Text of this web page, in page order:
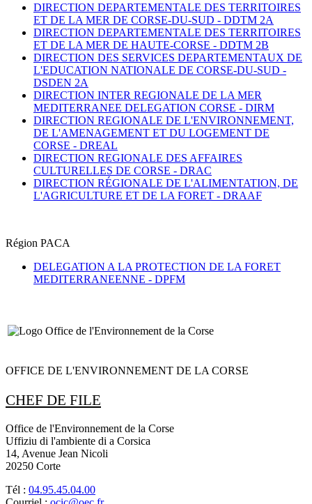
DIRECTION DEPARTEMENTALE DES TERRITOIRES
ET DE LA MER DE CORSE-DU-SUD - DDTM 2A
DIRECTION DEPARTEMENTALE DES TERRITOIRES
ET DE LA MER DE HAUTE-CORSE - DDTM 2B
DIRECTION DES SERVICES DEPARTEMENTAUX DE
L'EDUCATION NATIONALE DE CORSE-DU-SUD -
DSDEN 2A
DIRECTION INTER REGIONALE DE LA MER
MEDITERRANEE DELEGATION CORSE - DIRM
DIRECTION REGIONALE DE L'ENVIRONNEMENT,
DE L'AMENAGEMENT ET DU LOGEMENT DE
CORSE - DREAL
DIRECTION REGIONALE DES AFFAIRES
CULTURELLES DE CORSE - DRAC
DIRECTION RÉGIONALE DE L'ALIMENTATION, DE
L'AGRICULTURE ET DE LA FORET - DRAAF
Région PACA
DELEGATION A LA PROTECTION DE LA FORET
MEDITERRANEENNE - DPFM
OFFICE DE L'ENVIRONNEMENT DE LA CORSE
CHEF DE FILE
Office de l'Environnement de la Corse
Uffiziu di l'ambiente di a Corsica
14, Avenue Jean Nicoli
20250 Corte
Tél : 04.95.45.04.00